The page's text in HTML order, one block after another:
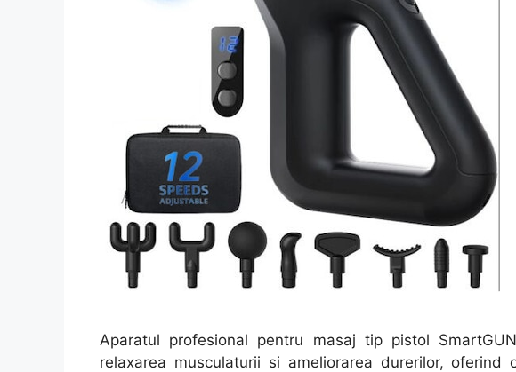
Aparatul profesional pentru masaj tip pistol
relaxarea musculaturii si ameliorarea durerilor, oferind